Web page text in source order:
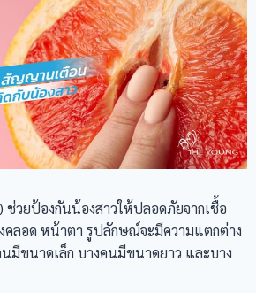
ช่วยป้องกันน้องสาวให้ปลอดภัยจากเชื้อ
คลอด หน้าตา รูปลักษณ์จะมีความแตกต่าง
มีขนาดเล็ก บางคนมีขนาดยาว และบาง